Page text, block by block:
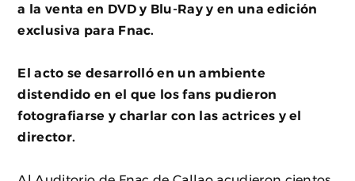
a la venta en DVD y Blu-Ray y en una edición
exclusiva para Fnac.
El acto se desarrolló en un ambiente
distendido en el que los fans pudieron
fotografiarse y charlar con las actrices y el
director.